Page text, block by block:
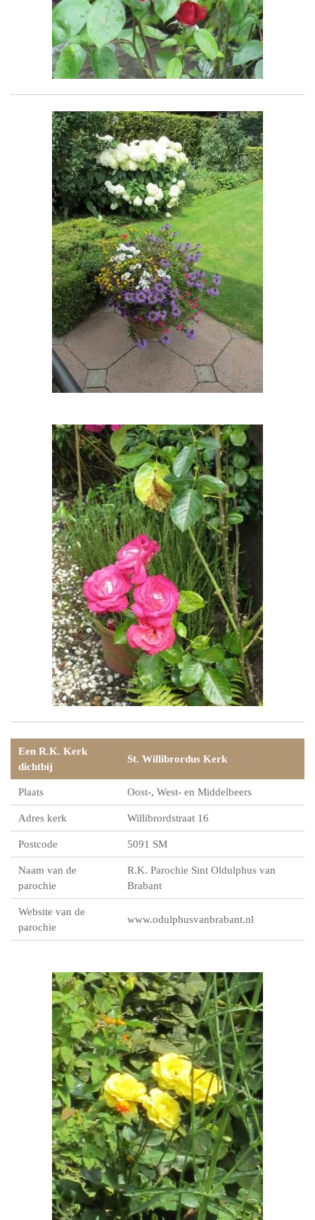
Een R.K. Kerk
dichtbij
St. Willibrordus Kerk
Plaats Oost-, West- en Middelbeers
Adres kerk Willibrordstraat 16
Postcode 5091 SM
Naam van de
parochie
R.K. Parochie Sint Oldulphus van
Brabant
Website van de
parochie
www.odulphusvanbrabant.nl